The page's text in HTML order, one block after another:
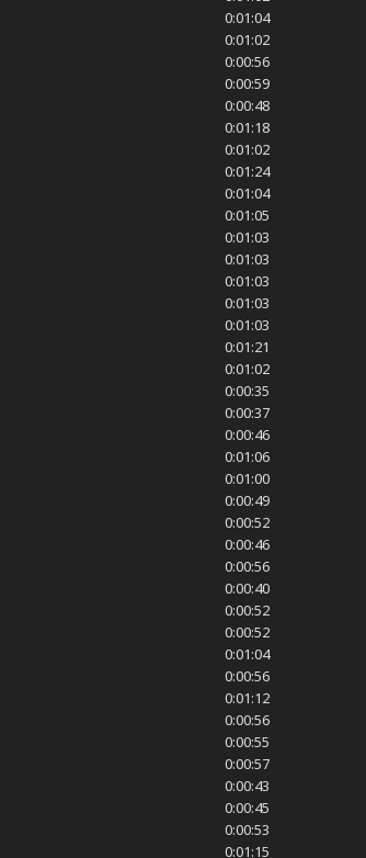
0:01:04
0:01:02
0:00:56
0:00:59
0:00:48
0:01:18
0:01:02
0:01:24
0:01:04
0:01:05
0:01:03
0:01:03
0:01:03
0:01:03
0:01:03
0:01:21
0:01:02
0:00:35
0:00:37
0:00:46
0:01:06
0:01:00
0:00:49
0:00:52
0:00:46
0:00:56
0:00:40
0:00:52
0:00:52
0:01:04
0:00:56
0:01:12
0:00:56
0:00:55
0:00:57
0:00:43
0:00:45
0:00:53
0:01:15